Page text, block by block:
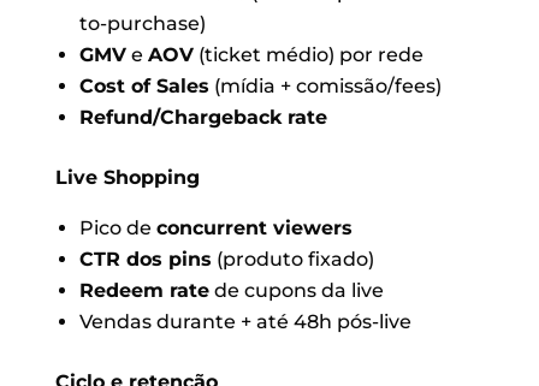
to-purchase)
GMVe AOV(ticket médio) por rede
Cost of Sales (mídia + comissão/fees)
Refund/Chargeback rate
Live Shopping
Pico de concurrent viewers
CTR dos pins (produto fixado)
Redeem ratede cupons da live
Vendas durante + até 48h pós-live